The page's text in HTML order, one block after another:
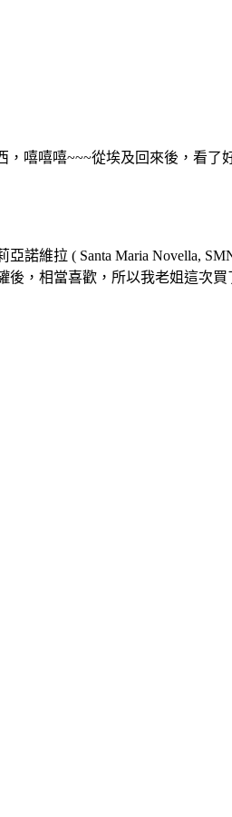
嘻嘻嘻~~~從埃及回來後，看
維拉 ( Santa Maria Novella,
，相當喜歡，所以我老姐這次